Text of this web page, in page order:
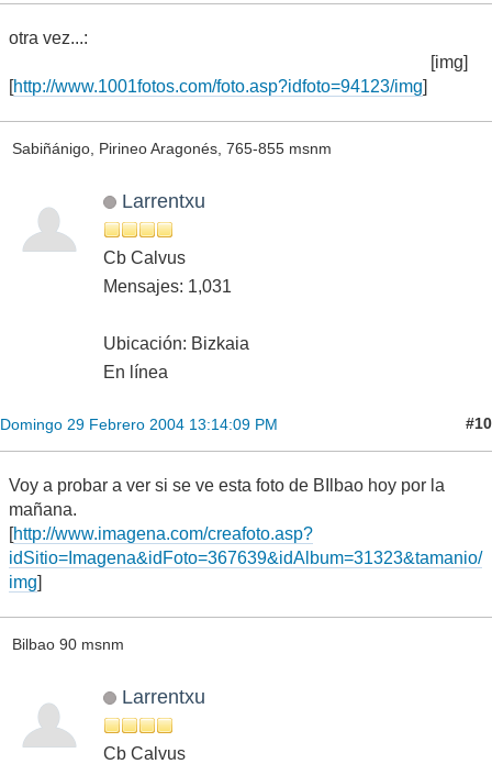
otra vez...:
[img]
[http://www.1001fotos.com/foto.asp?idfoto=94123/img]
Sabiñánigo, Pirineo Aragonés, 765-855 msnm
Larrentxu
Cb Calvus
Mensajes: 1,031
Ubicación: Bizkaia
En línea
Domingo 29 Febrero 2004 13:14:09 PM #10
Voy a probar a ver si se ve esta foto de BIlbao hoy por la
mañana.
[http://www.imagena.com/creafoto.asp?
idSitio=Imagena&idFoto=367639&idAlbum=31323&tamanio/
img]
Bilbao 90 msnm
Larrentxu
Cb Calvus